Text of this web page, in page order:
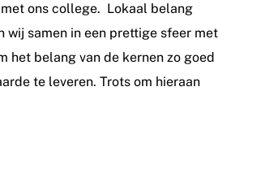
ons college. Lokaal belang
wij samen in een prettige sfeer met
het belang van de kernen zo goed
te leveren. Trots om hieraan